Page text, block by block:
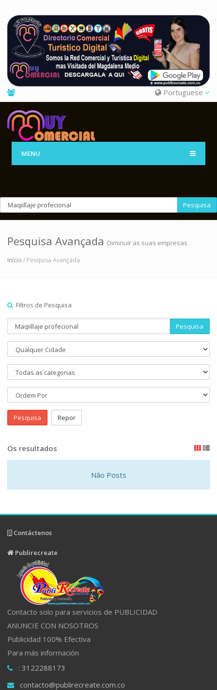
Portuguese
MENU
Pesquisa
Pesquisa Avançada Diminuir as suas empresas
Início / Pesquisa Avançada
Filtros de Pesquisa
Pesquisa
Pesquisa Repor
Os resultados
Não Posts
Contáctenos
Publirecreate
Contacto solo para servicios de PUBLICIDAD
ANUNCIE CON NOSOTROS
Publicidad 100% Efectiva
Para más información
: 3122288173
contacto@publirecreate.com.co